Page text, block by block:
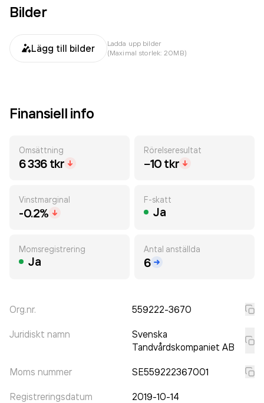
Bilder
Lägg till bilder
Ladda upp bilder
(Maximal storlek: 20MB)
Finansiell info
Omsättning
6 336 tkr
Rörelseresultat
−10 tkr
Vinstmarginal
-0.2%
F-skatt
Ja
Momsregistrering
Ja
Antal anställda
6
Org.nr. 559222-3670
Juridiskt namn
Svenska
Tandvårdskompaniet AB
Moms nummer SE559222367001
Registreringsdatum 2019-10-14